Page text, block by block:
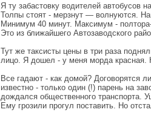
Я ту забастовку водителей автобусов
Толпы стоят - мерзнут — волнуются.
Минимум 40 минут. Максимум -
Это из ближайшего Автозаводского
Тут же таксисты цены в три раза
лицо. Я дошел - у меня морда красная.
Все гадают - как домой? Договорятся
известно - только один (!) парень на
дождался общественного транспорта.
Ему грозили прогул поставить. Но